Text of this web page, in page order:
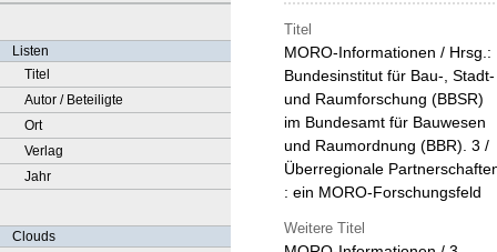
Listen
Titel
Autor / Beteiligte
Ort
Verlag
Jahr
Clouds
Titel
MORO-Informationen / Hrsg.:
Bundesinstitut für Bau-, Stadt-
und Raumforschung (BBSR)
im Bundesamt für Bauwesen
und Raumordnung (BBR). 3 /
Überregionale
: ein MORO-Forschungsfeld
Weitere Titel